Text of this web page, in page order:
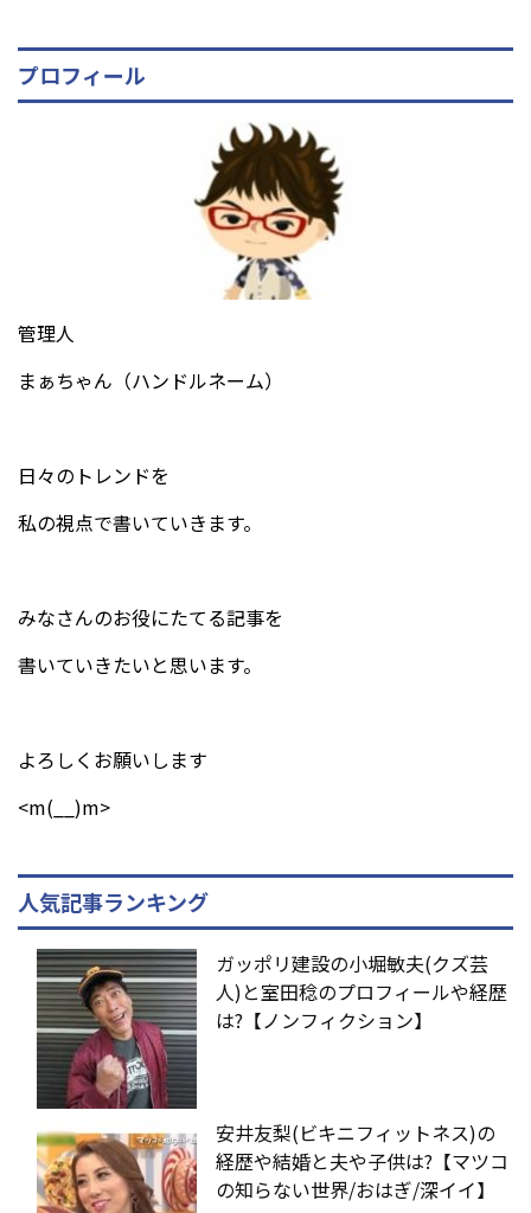
プロフィール
管理人
まぁちゃん（ハンドルネーム）
日々のトレンドを
私の視点で書いていきます。
みなさんのお役にたてる記事を
書いていきたいと思います。
よろしくお願いします
<m(__)m>
人気記事ランキング
ガッポリ建設の小堀敏夫(クズ芸
人)と室田稔のプロフィールや経歴
は?【ノンフィクション】
安井友梨(ビキニフィットネス)の
経歴や結婚と夫や子供は?【マツコ
の知らない世界/おはぎ/深イイ】